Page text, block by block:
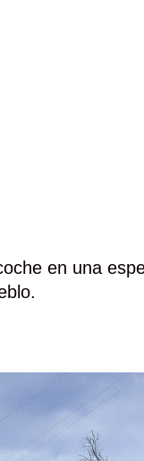
en una